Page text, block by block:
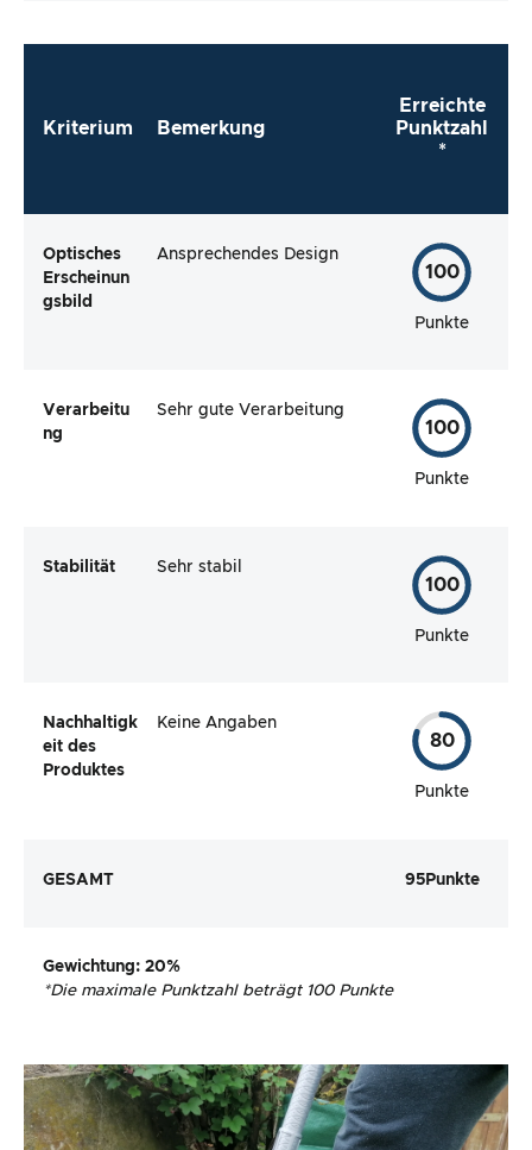
Kriterium Bemerkung
Erreichte
Punktzahl
*
Optisches
Erscheinun
gsbild
Ansprechendes Design
100
Punkte
Verarbeitu
ng
Sehr gute Verarbeitung
100
Punkte
Stabilität Sehr stabil
100
Punkte
Nachhaltigk
eit des
Produktes
Keine Angaben
80
Punkte
GESAMT 95Punkte
Gewichtung: 20%
*Die maximale Punktzahl beträgt 100 Punkte